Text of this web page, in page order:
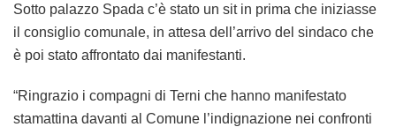
Sotto palazzo Spada c’è stato un sit in prima che iniziasse
il consiglio comunale, in attesa dell’arrivo del sindaco che
è poi stato affrontato dai manifestanti.
“Ringrazio i compagni di Terni che hanno manifestato
stamattina davanti al Comune l’indignazione nei confronti